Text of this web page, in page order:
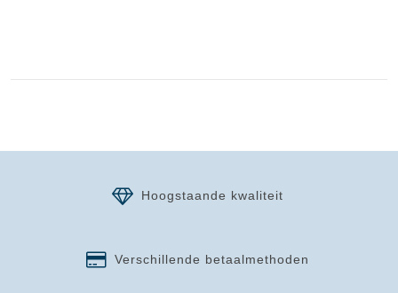
Verschillende betaalmethoden
Hoogstaande kwaliteit